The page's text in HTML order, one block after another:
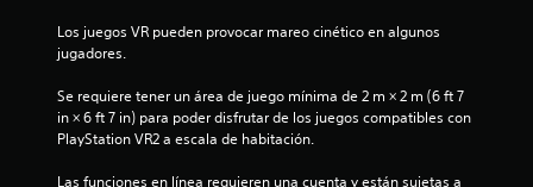
Los juegos VR pueden provocar mareo cinético en algunos
jugadores.
Se requiere tener un área de juego mínima de 2 m × 2 m (6 ft 7
in × 6 ft 7 in) para poder disfrutar de los juegos compatibles con
PlayStation VR2 a escala de habitación.
Las funciones en línea requieren una cuenta y están sujetas a